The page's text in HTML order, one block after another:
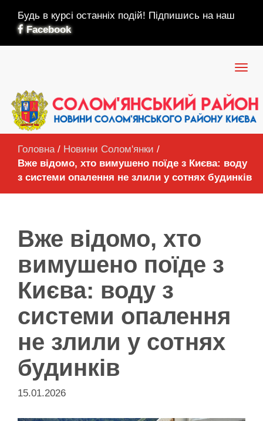
Будь в курсі останніх подій! Підпишись на наш
Facebook
Головна / Новини Солом'янки /
Вже відомо, хто вимушено поїде з Києва: воду
з системи опалення не злили у сотнях будинків
Вже відомо, хто
вимушено поїде з
Києва: воду з
системи опалення
не злили у сотнях
будинків
15.01.2026